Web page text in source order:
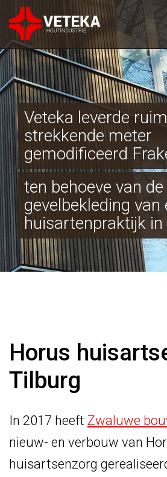
Veteka leverde
strekkende meter
gemodificeerd
ten behoeve van de
gevelbekleding van
huisartenpraktijk in
Horus
Tilburg
In 2017 heeft Zwaluwe
nieuw- en verbouw van
huisartsenzorg